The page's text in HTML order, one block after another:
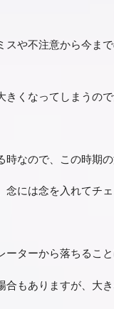
スや不注意から今ま
きくなってしまうので
時なので、この時期
念には念を入れてチ
ーターから落ちるこ
合もありますが、大